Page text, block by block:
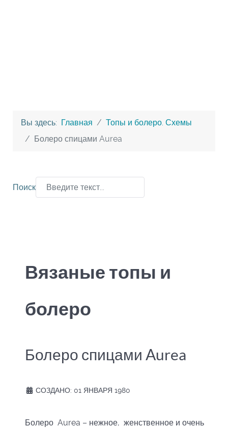
Вы здесь: Главная
Топы и болеро. Схемы
Болеро спицами Aurea
Поиск
Вязаные топы и
болеро
Болеро спицами Aurea
СОЗДАНО: 01 ЯНВАРЯ 1980
Болеро Aurea – нежное, женственное и очень